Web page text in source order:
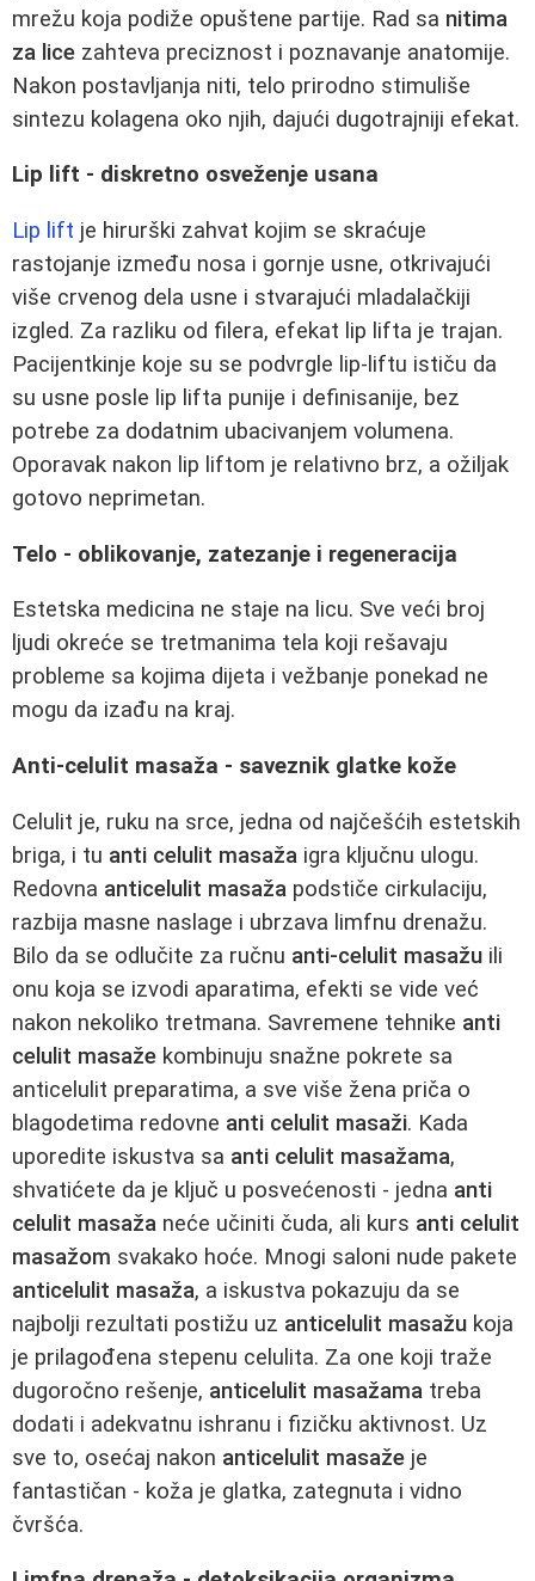
mrežu koja podiže opuštene partije. Rad sa nitima
za lice zahteva preciznost i poznavanje anatomije.
Nakon postavljanja niti, telo prirodno stimuliše
sintezu kolagena oko njih, dajući dugotrajniji efekat.
Lip lift - diskretno osveženje usana
Lip lift je hirurški zahvat kojim se skraćuje
rastojanje između nosa i gornje usne, otkrivajući
više crvenog dela usne i stvarajući mladalačkiji
izgled. Za razliku od filera, efekat lip lifta je trajan.
Pacijentkinje koje su se podvrgle lip-liftu ističu da
su usne posle lip lifta punije i definisanije, bez
potrebe za dodatnim ubacivanjem volumena.
Oporavak nakon lip liftom je relativno brz, a ožiljak
gotovo neprimetan.
Telo - oblikovanje, zatezanje i regeneracija
Estetska medicina ne staje na licu. Sve veći broj
ljudi okreće se tretmanima tela koji rešavaju
probleme sa kojima dijeta i vežbanje ponekad ne
mogu da izađu na kraj.
Anti-celulit masaža - saveznik glatke kože
Celulit je, ruku na srce, jedna od najčešćih estetskih
briga, i tu anti celulit masaža igra ključnu ulogu.
Redovna anticelulit masaža podstiče cirkulaciju,
razbija masne naslage i ubrzava limfnu drenažu.
Bilo da se odlučite za ručnu anti-celulit masažu ili
onu koja se izvodi aparatima, efekti se vide već
nakon nekoliko tretmana. Savremene tehnike anti
celulit masaže kombinuju snažne pokrete sa
anticelulit preparatima, a sve više žena priča o
blagodetima redovne anti celulit masaži. Kada
uporedite iskustva sa anti celulit masažama,
shvatićete da je ključ u posvećenosti - jedna anti
celulit masaža neće učiniti čuda, ali kurs anti celulit
masažom svakako hoće. Mnogi saloni nude pakete
anticelulit masaža, a iskustva pokazuju da se
najbolji rezultati postižu uz anticelulit masažu koja
je prilagođena stepenu celulita. Za one koji traže
dugoročno rešenje, anticelulit masažama treba
dodati i adekvatnu ishranu i fizičku aktivnost. Uz
sve to, osećaj nakon anticelulit masaže je
fantastičan - koža je glatka, zategnuta i vidno
čvršća.